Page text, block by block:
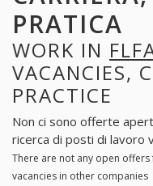
PRATICA
WORK IN
VACANCIES,
PRACTICE
Non ci sono offerte
ricerca di posti di lavoro
There are not any open offers
vacancies in other companies